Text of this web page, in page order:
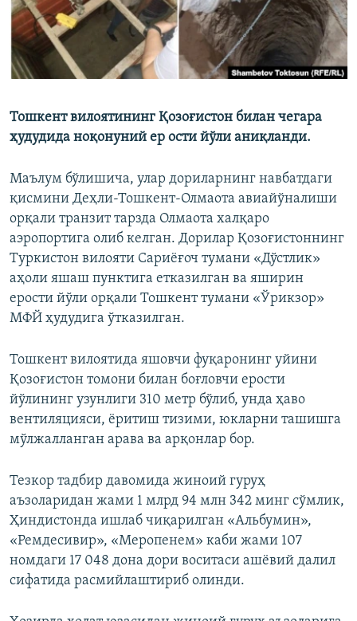
Тошкент вилоятининг Қозоғистон билан чегара
ҳудудида ноқонуний ер ости йўли аниқланди.
Маълум бўлишича, улар дориларнинг навбатдаги
қисмини Деҳли-Тошкент-Олмаота авиайўналиши
орқали транзит тарзда Олмаота халқаро
аэропортига олиб келган. Дорилар Қозоғистоннинг
Туркистон вилояти Сариёғоч тумани «Дўстлик»
аҳоли яшаш пунктига етказилган ва яширин
ерости йўли орқали Тошкент тумани «Ўрикзор»
МФЙ ҳудудига ўтказилган.
Тошкент вилоятида яшовчи фуқаронинг уйини
Қозоғистон томони билан боғловчи ерости
йўлининг узунлиги 310 метр бўлиб, унда ҳаво
вентиляцияси, ёритиш тизими, юкларни ташишга
мўлжалланган арава ва арқонлар бор.
Тезкор тадбир давомида жиноий гуруҳ
аъзоларидан жами 1 млрд 94 млн 342 минг сўмлик,
Ҳиндистонда ишлаб чиқарилган «Альбумин»,
«Ремдесивир», «Меропенем» каби жами 107
номдаги 17 048 дона дори воситаси ашёвий далил
сифатида расмийлаштириб олинди.